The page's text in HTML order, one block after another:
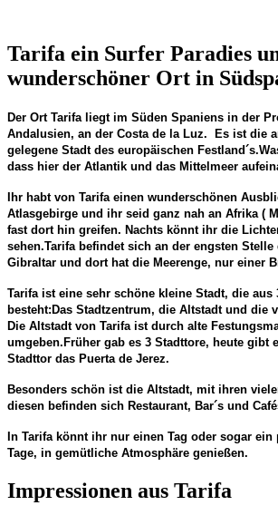
Tarifa ein Surfer Paradies
wunderschöner Ort in
Der Ort Tarifa liegt im Süden Spaniens in der
Andalusien, an der Costa de la Luz.
Es ist die
gelegene Stadt des europäischen Festland´s.
dass hier der Atlantik und das Mittelmeer
Ihr habt von Tarifa einen wunderschönen
Atlasgebirge und ihr seid ganz nah an Afrika (
fast dort hin greifen. Nachts könnt ihr die
sehen.Tarifa befindet sich an der engsten Stelle
Gibraltar und dort hat die Meerenge, nur einer
Tarifa ist eine sehr schöne kleine Stadt, die aus
besteht: Das Stadtzentrum, die Altstadt und die
Die Altstadt von Tarifa ist durch alte
umgeben. Früher gab es 3 Stadttore, heute gibt
Stadttor das Puerta de Jerez.
Besonders schön ist die Altstadt, mit ihren
diesen befinden sich Restaurant, Bar´s und
In Tarifa könnt ihr nur einen Tag oder sogar ein
Tage, in gemütliche Atmosphäre genießen.
Impressionen aus Tarifa